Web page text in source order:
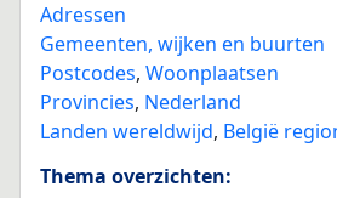
Adressen
Gemeenten, wijken en buurten
Postcodes, Woonplaatsen
Provincies, Nederland
Landen wereldwijd, België
Thema overzichten: